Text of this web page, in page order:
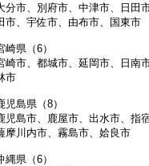
分市、別府市、中津市、日田
市、宇佐市、由布市、国東市
崎県（6）
崎市、都城市、延岡市、日南
市
児島県（8）
児島市、鹿屋市、出水市、指
摩川内市、霧島市、姶良市
縄県（6）